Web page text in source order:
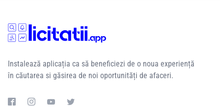
Instalează aplicația ca să beneficiezi de o noua experiență
în căutarea si găsirea de noi oportunități de afaceri.